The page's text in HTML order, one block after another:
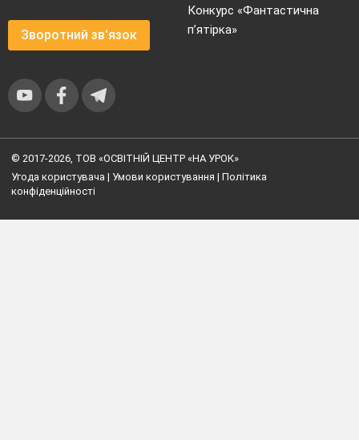
Зворотний зв'язок
Конкурс «Фантастична
п’ятірка»
© 2017-2026, ТОВ «ОСВІТНІЙ ЦЕНТР «НА УРОК»
Угода користувача | Умови користування | Політика
конфіденційності